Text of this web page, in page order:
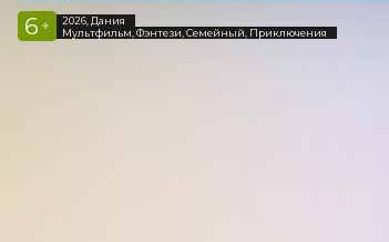
6 +
2026, Дания
Мультфильм, Фэнтези, Семейный, Приключения